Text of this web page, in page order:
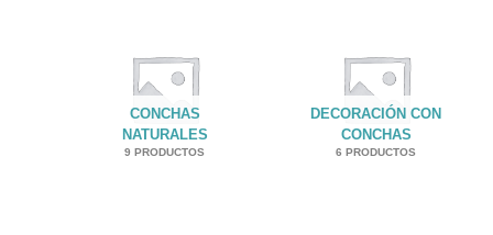
CONCHAS
NATURALES
9 PRODUCTOS
DECORACIÓN CON
CONCHAS
6 PRODUCTOS